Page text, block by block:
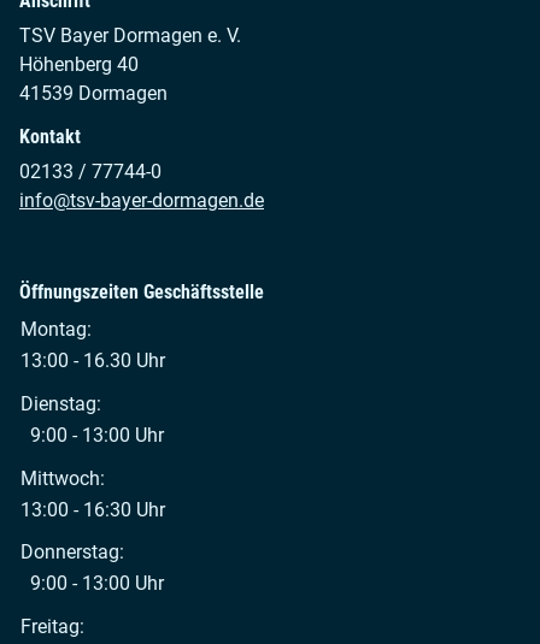
TSV Bayer Dormagen e. V.
Höhenberg 40
41539 Dormagen
Kontakt
02133 / 77744-0
info@tsv-bayer-dormagen.de
Öffnungszeiten Geschäftsstelle
Montag:
13:00 - 16.30 Uhr
Dienstag:
9:00 - 13:00 Uhr
Mittwoch:
13:00 - 16:30 Uhr
Donnerstag:
9:00 - 13:00 Uhr
Freitag: